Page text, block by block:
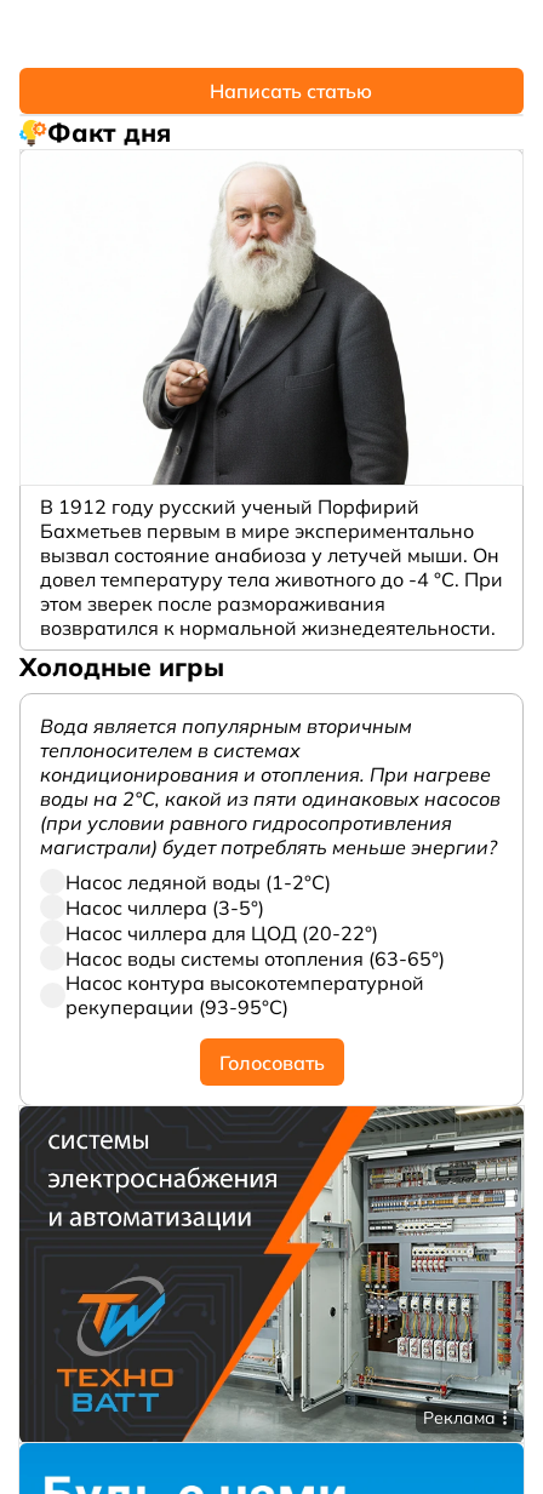
Написать статью
Факт дня
В 1912 году русский ученый Порфирий
Бахметьев первым в мире экспериментально
вызвал состояние анабиоза у летучей мыши. Он
довел температуру тела животного до -4 °C. При
этом зверек после размораживания
возвратился к нормальной жизнедеятельности.
Холодные игры
Вода является популярным вторичным
теплоносителем в системах
кондиционирования и отопления. При нагреве
воды на 2°С, какой из пяти одинаковых насосов
(при условии равного гидросопротивления
магистрали) будет потреблять меньше энергии?
Насос ледяной воды (1-2°С)
Насос чиллера (3-5°)
Насос чиллера для ЦОД (20-22°)
Насос воды системы отопления (63-65°)
Насос контура высокотемпературной
рекуперации (93-95°С)
Голосовать
Реклама